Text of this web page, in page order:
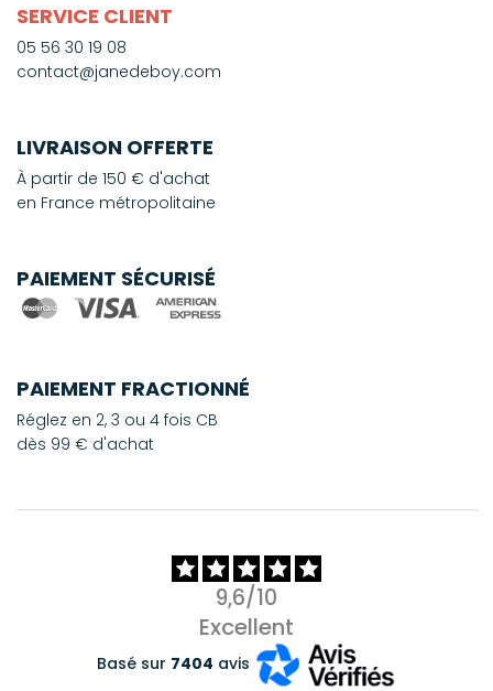
SERVICE CLIENT
05 56 30 19 08
contact@janedeboy.com
LIVRAISON OFFERTE
À partir de 150 € d'achat
en France métropolitaine
PAIEMENT SÉCURISÉ
PAIEMENT FRACTIONNÉ
Réglez en 2, 3 ou 4 fois CB
dès 99 € d'achat
9,6/10
Excellent
Basé sur 7404 avis